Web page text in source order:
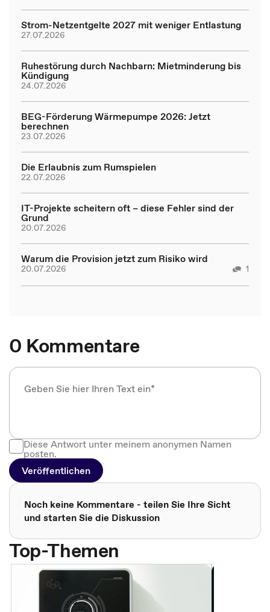
Strom-Netzentgelte 2027 mit weniger Entlastung
27.07.2026
Ruhestörung durch Nachbarn: Mietminderung bis
Kündigung
24.07.2026
BEG-Förderung Wärmepumpe 2026: Jetzt
berechnen
23.07.2026
Die Erlaubnis zum Rumspielen
22.07.2026
IT-Projekte scheitern oft – diese Fehler sind der
Grund
20.07.2026
Warum die Provision jetzt zum Risiko wird
20.07.2026 1
0 Kommentare
Diese Antwort unter meinem anonymen Namen
posten.
Veröffentlichen
Noch keine Kommentare - teilen Sie Ihre Sicht
und starten Sie die Diskussion
Top-Themen